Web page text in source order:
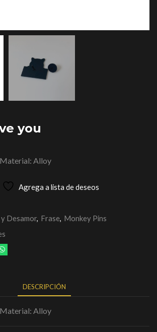
you
Alloy
Agrega a lista de deseos
Desamor, Frase, Monkey Pins
DESCRIPCIÓN
Alloy